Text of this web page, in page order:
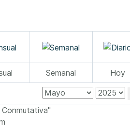
Semanal Hoy
Conmutativa"